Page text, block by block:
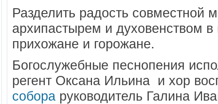
Разделить радость совместной
архипастырем и духовенством
прихожане и горожане.
Богослужебные песнопения
регент Оксана Ильина и хор
собора руководитель Галина